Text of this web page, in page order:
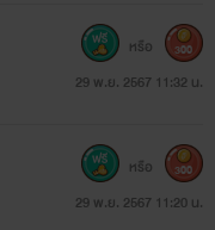
29 พ.ย. 2567 11:32 น.
หรือ 300
29 พ.ย. 2567 11:20 น.
หรือ 300